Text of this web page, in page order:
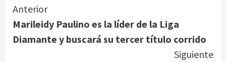
Continue
Reading
Anterior
Marileidy Paulino es la líder de la Liga
Diamante y buscará su tercer título corrido
Siguiente